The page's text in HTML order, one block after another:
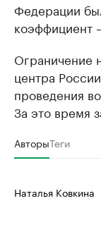
Федерации
коэффициент
Ограничение
центра
проведения
За это время
АвторыТеги
Наталья Ковкина